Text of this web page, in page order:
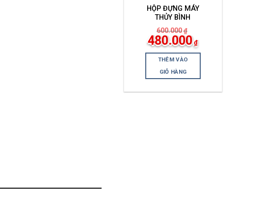
HỘP ĐỰNG MÁY
THỦY BÌNH
600.000 ₫
Giá
gốc
là:
600.000₫.
480.000 ₫hiện
tại
THÊM VÀO
GIỎ HÀNG